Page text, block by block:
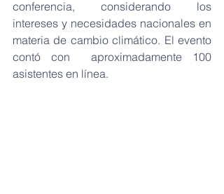
conferencia, considerando los
intereses y necesidades nacionales en
materia de cambio climático. El evento
contó con  aproximadamente 100
asistentes en línea.